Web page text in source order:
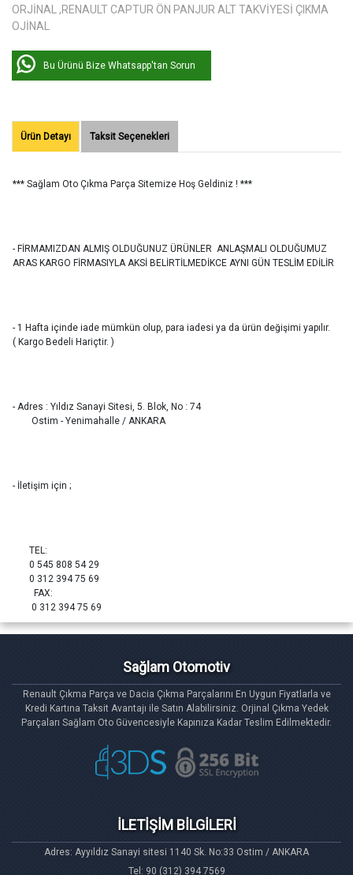
ORJİNAL ,RENAULT CAPTUR ÖN PANJUR ALT TAKVİYESİ ÇIKMA
OJİNAL
Bu Ürünü Bize Whatsapp'tan Sorun
Ürün Detayı Taksit Seçenekleri
*** Sağlam Oto Çıkma Parça Sitemize Hoş Geldiniz ! ***
- FİRMAMIZDAN ALMIŞ OLDUĞUNUZ ÜRÜNLER ANLAŞMALI OLDUĞUMUZ
ARAS KARGO FİRMASIYLA AKSİ BELİRTİLMEDİKCE AYNI GÜN TESLİM EDİLİR
- 1 Hafta içinde iade mümkün olup, para iadesi ya da ürün değişimi yapılır.
( Kargo Bedeli Hariçtir. )
- Adres : Yıldız Sanayi Sitesi, 5. Blok, No : 74
Ostim - Yenimahalle / ANKARA
- İletişim için ;
TEL:
0 545 808 54 29
0 312 394 75 69
FAX:
0 312 394 75 69
Sağlam Otomotiv
Renault Çıkma Parça ve Dacia Çıkma Parçalarını En Uygun Fiyatlarla ve
Kredi Kartına Taksit Avantajı ile Satın Alabilirsiniz. Orjinal Çıkma Yedek
Parçaları Sağlam Oto Güvencesiyle Kapınıza Kadar Teslim Edilmektedir.
İLETİŞİM BİLGİLERİ
Adres: Ayyıldız Sanayi sitesi 1140 Sk. No:33 Ostim / ANKARA
Tel: 90 (312) 394 7569